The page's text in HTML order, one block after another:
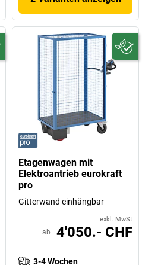
Etagenwagen mit
Elektroantrieb eurokraft
pro
Gitterwand einhängbar
exkl. MwSt
ab 4'050.- CHF
3-4 Wochen